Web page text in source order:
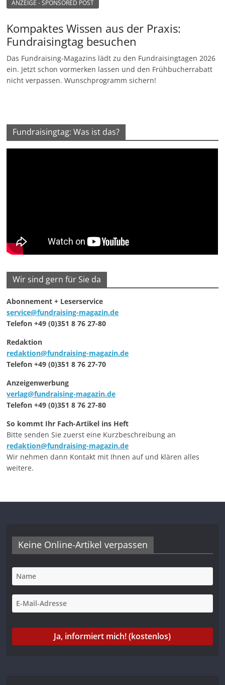
ANZEIGE - SPONSORED POST
Kompaktes Wissen aus der Praxis:
Fundraisingtag besuchen
Das Fundraising-Magazins lädt zu den Fundraisingtagen 2026
ein. Jetzt schon vormerken lassen und den Frühbucherrabatt
nicht verpassen. Wunschprogramm sichern!
Fundraisingtag: Was ist das?
Wir sind gern für Sie da
Abonnement + Leserservice
service@fundraising-magazin.de
Telefon +49 (0)351 8 76 27-80
Redaktion
redaktion@fundraising-magazin.de
Telefon +49 (0)351 8 76 27-70
Anzeigenwerbung
verlag@fundraising-magazin.de
Telefon +49 (0)351 8 76 27-80
So kommt Ihr Fach-Artikel ins Heft
Bitte senden Sie zuerst eine Kurzbeschreibung an
redaktion@fundraising-magazin.de
Wir nehmen dann Kontakt mit Ihnen auf und klären alles
weitere.
Keine Online-Artikel verpassen